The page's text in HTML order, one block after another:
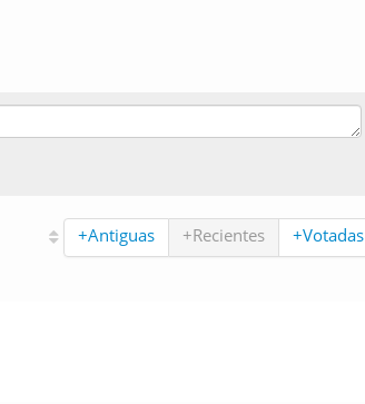
+Antiguas +Recientes +Votadas